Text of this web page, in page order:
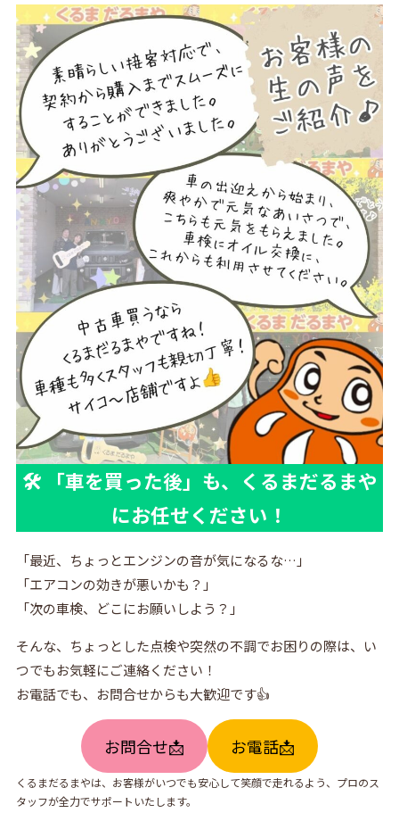
🛠 「車を買った後」も、くるまだるまや
にお任せください！
「最近、ちょっとエンジンの音が気になるな…」
「エアコンの効きが悪いかも？」
「次の車検、どこにお願いしよう？」
そんな、ちょっとした点検や突然の不調でお困りの際は、い
つでもお気軽にご連絡ください！
お電話でも、お問合せからも大歓迎です👍
お問合せ📩 お電話📩
くるまだるまやは、お客様がいつでも安心して笑顔で走れるよう、プロのス
タッフが全力でサポートいたします。